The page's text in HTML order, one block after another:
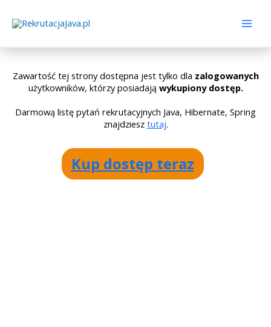
Zawartość tej strony dostępna jest tylko dla zalogowanych
użytkowników, którzy posiadają wykupiony dostęp.
Darmową listę pytań rekrutacyjnych Java, Hibernate, Spring
znajdziesz tutaj.
Kup dostęp teraz